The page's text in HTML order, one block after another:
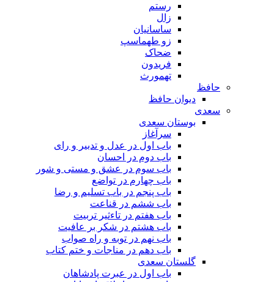
رستم
زال
ساسانیان
زو طهماسپ‏
ضحاک
فریدون
تهمورث
حافظ
دیوان حافظ
سعدی
بوستان سعدی
سرآغاز
باب اول در عدل و تدبیر و رای
باب دوم در احسان
باب سوم در عشق و مستی و شور
باب چهارم در تواضع
باب پنجم در باب تسلیم و رضا
باب ششم در قناعت
باب هفتم در تاءثیر تربیت
باب هشتم در شکر بر عافیت
باب نهم در توبه و راه صواب
باب دهم در مناجات و ختم کتاب
گلستان سعدی
باب اول در عبرت پادشاهان